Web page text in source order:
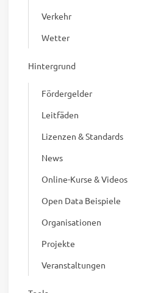
Verkehr
Wetter
Hintergrund
Fördergelder
Leitfäden
Lizenzen & Standards
News
Online-Kurse & Videos
Open Data Beispiele
Organisationen
Projekte
Veranstaltungen